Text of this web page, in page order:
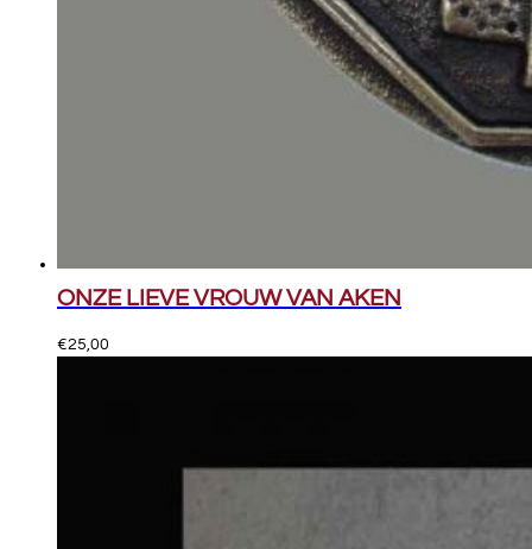
ONZE LIEVE VROUW VAN AKEN
€25,00